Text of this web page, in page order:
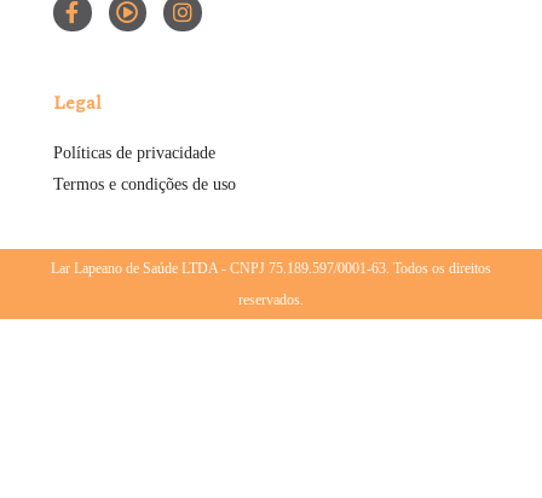
Legal
Políticas de privacidade
Termos e condições de uso
Lar Lapeano de Saúde LTDA - CNPJ 75.189.597/0001-63. Todos os direitos
reservados.